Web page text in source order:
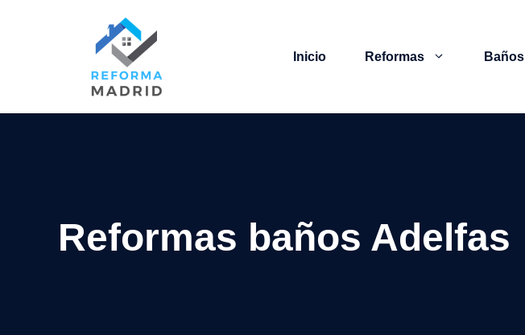
Inicio Reformas Baños
Reformas baños Adelfas